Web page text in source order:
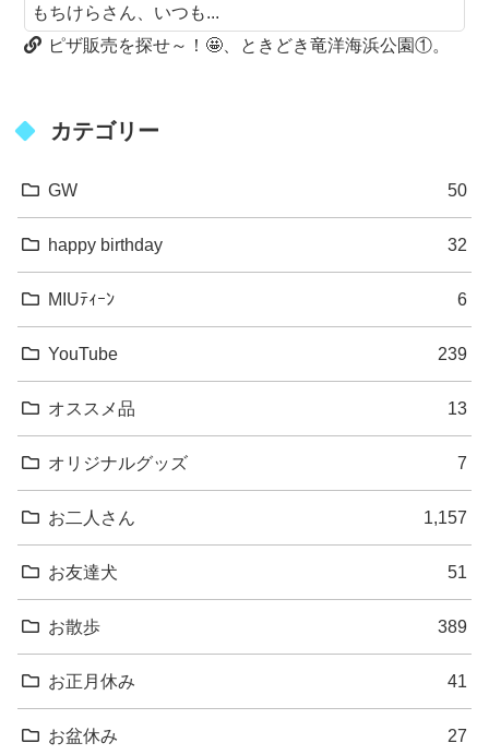
もちけらさん、いつも...
ピザ販売を探せ～！🤩、ときどき竜洋海浜公園①。
カテゴリー
GW 50
happy birthday 32
MIUﾃｨｰﾝ 6
YouTube 239
オススメ品 13
オリジナルグッズ 7
お二人さん 1,157
お友達犬 51
お散歩 389
お正月休み 41
お盆休み 27